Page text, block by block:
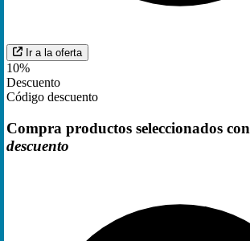
Ir a la oferta
10%
Descuento
Código descuento
Compra productos seleccionados con
descuento